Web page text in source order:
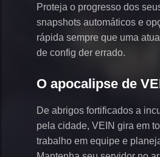
Proteja o progresso dos
snapshots automáticos e
rápida sempre que uma
de config der errado.
O apocalipse de
De abrigos fortificados a
pela cidade, VEIN gira em
trabalho em equipe e